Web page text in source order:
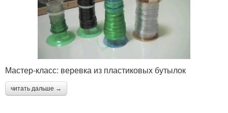
Мастер-класс: веревка из пластиковых бутылок
читать дальше →